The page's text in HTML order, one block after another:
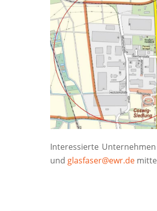
Interessierte
und glasfaser@ewr.de